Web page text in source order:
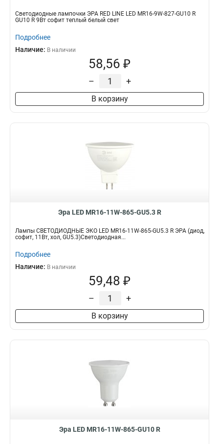
Светодиодные лампочки ЭРА RED LINE LED MR16-9W-827-GU10 R
GU10 R 9Вт софит теплый белый свет
Подробнее
Наличие: В наличии
58,56 ₽
– +
В корзину
Эра LED MR16-11W-865-GU5.3 R
Лампы СВЕТОДИОДНЫЕ ЭКО LED MR16-11W-865-GU5.3 R ЭРА (диод,
софит, 11Вт, хол, GU5.3)Светодиодная...
Подробнее
Наличие: В наличии
59,48 ₽
– +
В корзину
Эра LED MR16-11W-865-GU10 R